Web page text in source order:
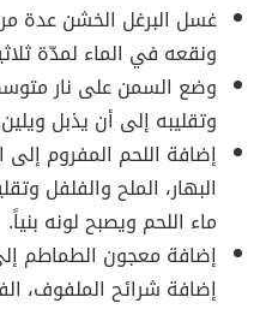
غسل البرغل الخشن عدة
ونقعه في الماء لمدّة
وضع السمن على نار
وتقليبه إلى أن يذبل
إضافة اللحم المفروم
البهار، الملح والفلفل
ماء اللحم ويصبح لونه بنياً.
إضافة معجون الطماطم
إضافة شرائح الملفوف،